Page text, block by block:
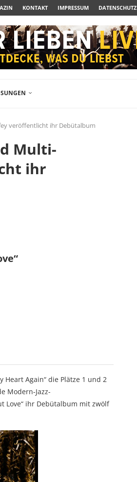
KONTAKT IMPRESSUM DATENSCHUTZ
veröffentlicht ihr Debütalbum
Multi-
ihr
Heart Again“ die Plätze 1 und 2
Modern-Jazz-
Love“ ihr Debütalbum mit zwölf